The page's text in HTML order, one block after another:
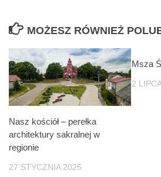
MOŻESZ RÓWNIEŻ
Nasz kościół – perełka
architektury sakralnej w
regionie
27 STYCZNIA 2025
Msza
2